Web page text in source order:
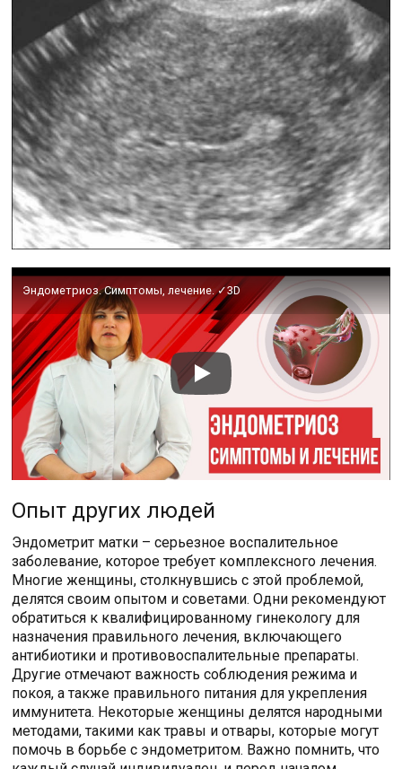
Эндометриоз. Симптомы, лечение. ✓3D
Опыт других людей
Эндометрит матки – серьезное воспалительное
заболевание, которое требует комплексного лечения.
Многие женщины, столкнувшись с этой проблемой,
делятся своим опытом и советами. Одни рекомендуют
обратиться к квалифицированному гинекологу для
назначения правильного лечения, включающего
антибиотики и противовоспалительные препараты.
Другие отмечают важность соблюдения режима и
покоя, а также правильного питания для укрепления
иммунитета. Некоторые женщины делятся народными
методами, такими как травы и отвары, которые могут
помочь в борьбе с эндометритом. Важно помнить, что